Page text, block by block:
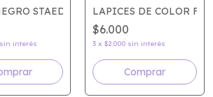
TONESSTAEDTLER TRADITION
sin interés
LAPICES DE COLOR
$6.000
3 x$2.000 sin interés